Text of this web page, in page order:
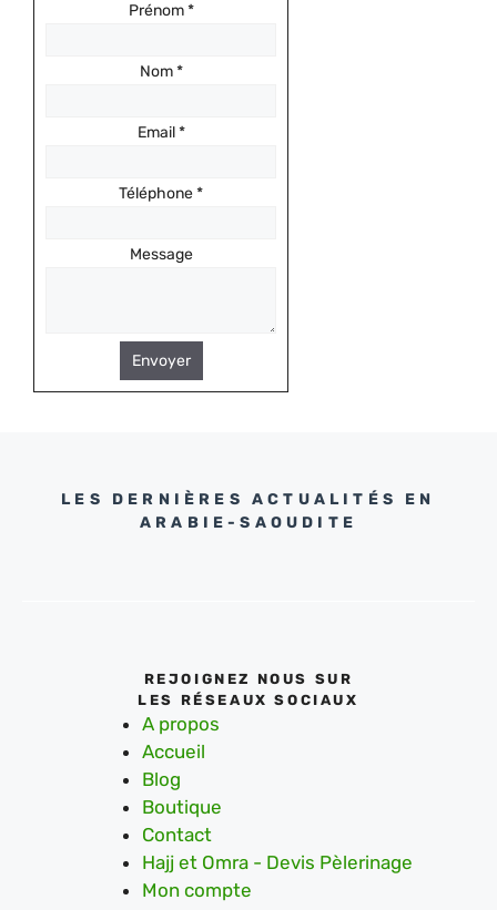
Prénom*
Nom*
Email*
Téléphone*
Message
Envoyer
LES DERNIÈRES ACTUALITÉS EN
ARABIE-SAOUDITE
REJOIGNEZ NOUS SUR
LES RÉSEAUX SOCIAUX
A propos
Accueil
Blog
Boutique
Contact
Hajj et Omra - Devis Pèlerinage
Mon compte